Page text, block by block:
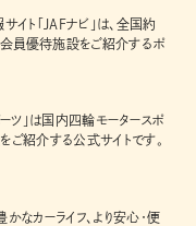
イト「JAFナビ」は、全国約
員優待施設をご紹介するポ
ーツ」は国内四輪モータースポ
ご紹介する公式サイトです。
なカーライフ、より安心・便